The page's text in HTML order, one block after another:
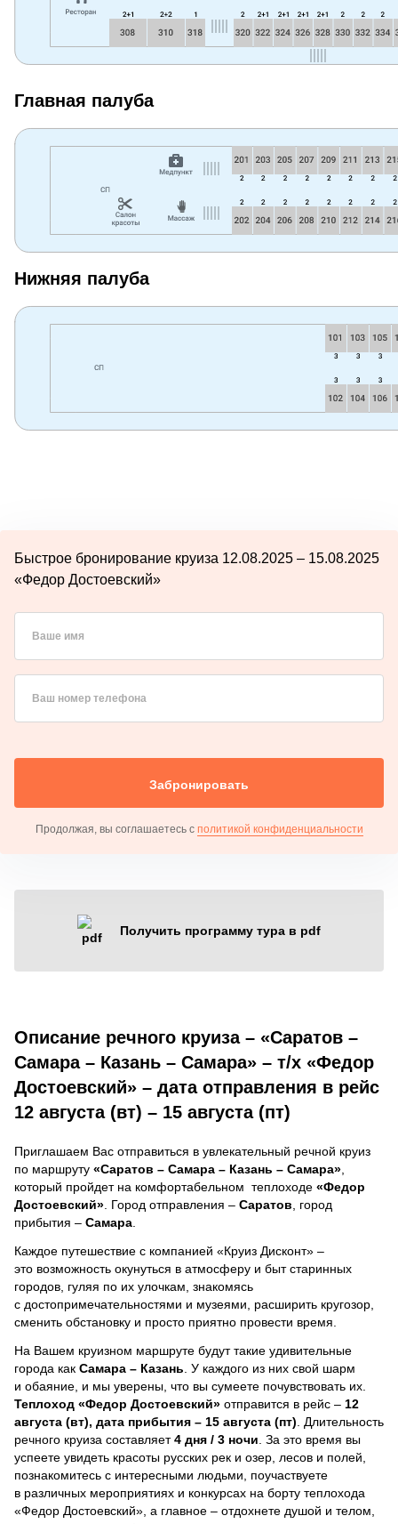
Главная палуба
Нижняя палуба
Быстрое бронирование круиза 12.08.2025 – 15.08.2025
«Федор Достоевский»
Ваше имя
Ваш номер телефона
Забронировать
Продолжая, вы соглашаетесь с политикой конфиденциальности
Получить программу тура в pdf
Описание речного круиза – «Саратов –
Самара – Казань – Самара» – т/х «Федор
Достоевский» – дата отправления в рейс
12 августа (вт) – 15 августа (пт)
Приглашаем Вас отправиться в увлекательный речной круиз
по маршруту «Саратов – Самара – Казань – Самара»
который пройдет на комфортабельном теплоходе «Федор
Достоевский» . Город отправления – Саратов , город
прибытия – Самара
Каждое путешествие с компанией «Круиз Дисконт» –
это возможность окунуться в атмосферу и быт старинных
городов, гуляя по их улочкам, знакомясь
с достопримечательностями и музеями, расширить кругозор,
сменить обстановку и просто приятно провести время.
На Вашем круизном маршруте будут такие удивительные
города как Самара – Казань . У каждого из них свой шарм
и обаяние, и мы уверены, что вы сумеете почувствовать их.
Теплоход «Федор Достоевский» отправится в рейс – 12
августа (вт), дата прибытия – 15 августа (пт) . Длительность
речного круиза составляет4 дня / 3 ночи За это время вы
успеете увидеть красоты русских рек и озер, лесов и полей,
познакомитесь с интересными людьми, поучаствуете
в различных мероприятиях и конкурсах на борту теплохода
«Федор Достоевский», а главное – отдохнете душой и телом,